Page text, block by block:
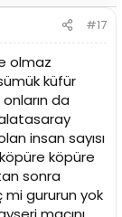
#17
olmaz
küfür
da
insan sayısı
köpüre
sonra
mi gururun yok